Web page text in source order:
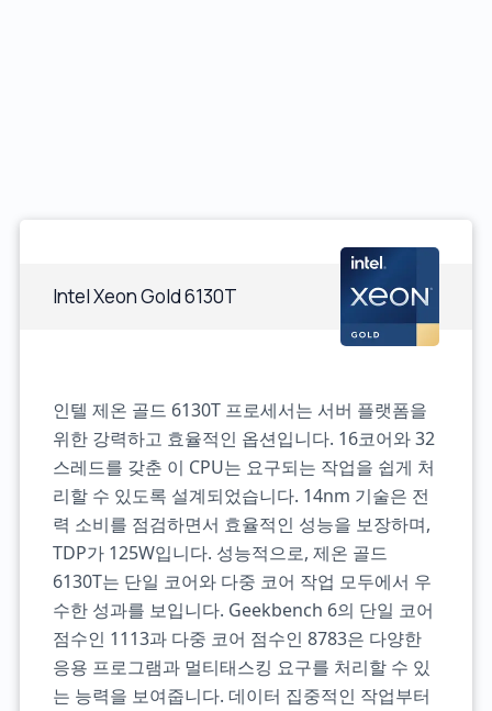
Intel Xeon Gold 6130T
인텔 제온 골드 6130T 프로세서는 서버 플랫폼을
위한 강력하고 효율적인 옵션입니다. 16코어와 32
스레드를 갖춘 이 CPU는 요구되는 작업을 쉽게 처
리할 수 있도록 설계되었습니다. 14nm 기술은 전
력 소비를 점검하면서 효율적인 성능을 보장하며,
TDP가 125W입니다. 성능적으로, 제온 골드
6130T는 단일 코어와 다중 코어 작업 모두에서 우
수한 성과를 보입니다. Geekbench 6의 단일 코어
점수인 1113과 다중 코어 점수인 8783은 다양한
응용 프로그램과 멀티태스킹 요구를 처리할 수 있
는 능력을 보여줍니다. 데이터 집중적인 작업부터